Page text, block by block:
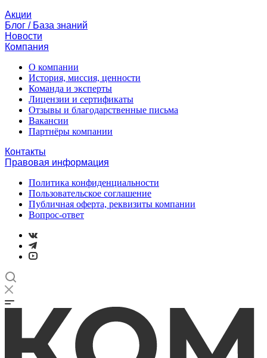
Акции
Блог / База знаний
Новости
Компания
О компании
История, миссия, ценности
Команда и эксперты
Лицензии и сертификаты
Отзывы и благодарственные письма
Вакансии
Партнёры компании
Контакты
Правовая информация
Политика конфиденциальности
Пользовательское соглашение
Публичная оферта, реквизиты компании
Вопрос-ответ